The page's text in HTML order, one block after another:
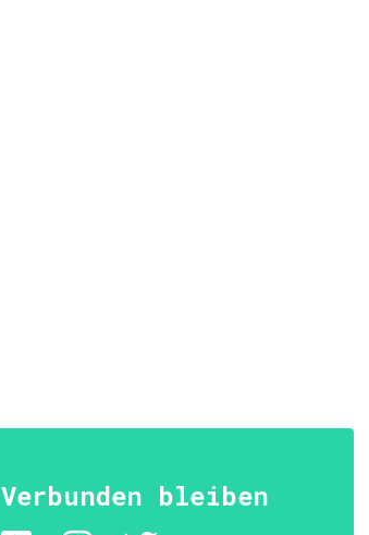
Verbunden bleiben